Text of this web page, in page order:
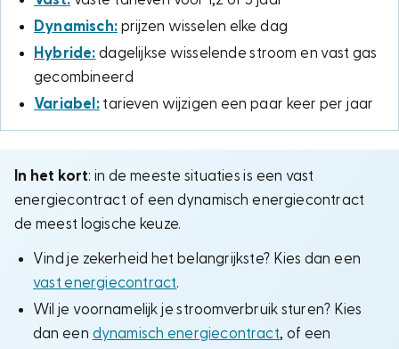
Dynamisch: prijzen wisselen elke dag
Hybride: dagelijkse wisselende stroom en vast gas
gecombineerd
Variabel: tarieven wijzigen een paar keer per jaar
In het kort: in de meeste situaties is een vast
energiecontract of een dynamisch energiecontract
de meest logische keuze.
Vind je zekerheid het belangrijkste? Kies dan een
vast energiecontract.
Wil je voornamelijk je stroomverbruik sturen? Kies
dan een dynamisch energiecontract, of een